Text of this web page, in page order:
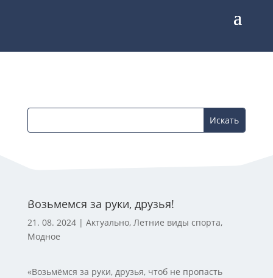
Возьмемся за руки, друзья!
21. 08. 2024| Актуально, Летние виды спорта,
Модное
«Возьмёмся за руки, друзья, чтоб не пропасть